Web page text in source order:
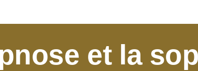
et la
TARIFS